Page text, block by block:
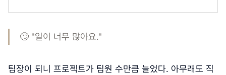
🙄 "일이 너무 많아요."
팀장이 되니 프로젝트가 팀원 수만큼 늘었다. 아무래도 직